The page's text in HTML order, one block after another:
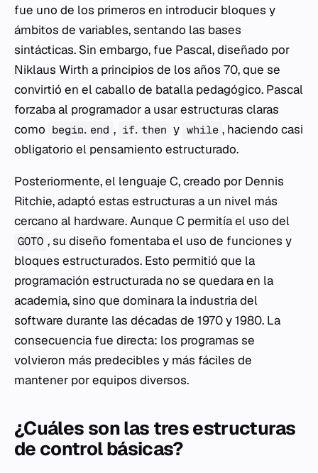
fue uno de los primeros en introducir bloques y
ámbitos de variables, sentando las bases
sintácticas. Sin embargo, fue Pascal, diseñado por
Niklaus Wirth a principios de los años 70, que se
convirtió en el caballo de batalla pedagógico. Pascal
forzaba al programador a usar estructuras claras
como begin...end , if...then y while , haciendo casi
obligatorio el pensamiento estructurado.
Posteriormente, el lenguaje C, creado por Dennis
Ritchie, adaptó estas estructuras a un nivel más
cercano al hardware. Aunque C permitía el uso del
GOTO , su diseño fomentaba el uso de funciones y
bloques estructurados. Esto permitió que la
programación estructurada no se quedara en la
academia, sino que dominara la industria del
software durante las décadas de 1970 y 1980. La
consecuencia fue directa: los programas se
volvieron más predecibles y más fáciles de
mantener por equipos diversos.
¿Cuáles son las tres estructuras
de control básicas?